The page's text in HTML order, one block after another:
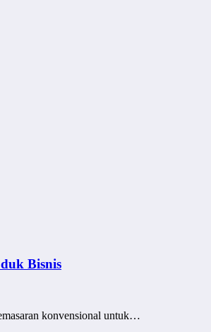
Bisnis
konvensional untuk…